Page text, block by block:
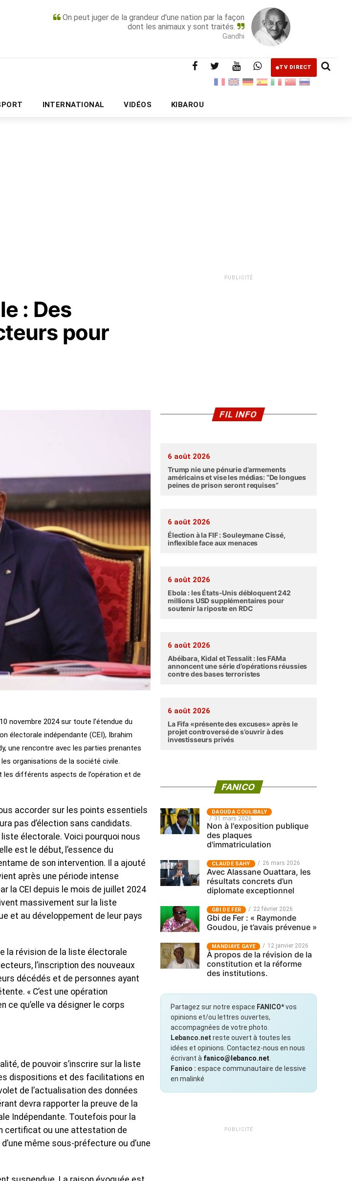
On peut juger de la grandeur d'une nation par la façon
dont les animaux y sont traités.
Gandhi
TV DIRECT
INTERNATIONAL VIDÉOS KIBAROU
PUBLICITÉ
: Des
pour
novembre 2024 sur toute l’étendue du
électorale indépendante (CEI), Ibrahim
une rencontre avec les parties prenantes
organisations de la société civile.
les différents aspects de l’opération et de
accorder sur les points essentiels
pas d’élection sans candidats.
électorale. Voici pourquoi nous
est le début, l’essence du
de son intervention. Il a ajouté
après une période intense
la CEI depuis le mois de juillet 2024
massivement sur la liste
et au développement de leur pays
la révision de la liste électorale
l’inscription des nouveaux
décédés et de personnes ayant
« C’est une opération
qu’elle va désigner le corps
de pouvoir s’inscrire sur la liste
dispositions et des facilitations en
de l’actualisation des données
devra rapporter la preuve de la
Indépendante. Toutefois pour la
certificat ou une attestation de
même sous-préfecture ou d’une
PUBLICITÉ
FIL INFO
6 août 2026
Trump nie une pénurie d’armements
américains et vise les médias: “De longues
peines de prison seront requises”
6 août 2026
Élection à la FIF : Souleymane Cissé,
inflexible face aux menaces
6 août 2026
Ebola : les États-Unis débloquent 242
millions USD supplémentaires pour
soutenir la riposte en RDC
6 août 2026
Abéibara, Kidal et Tessalit : les FAMa
annoncent une série d’opérations réussies
contre des bases terroristes
6 août 2026
La Fifa «présente des excuses» après le
projet controversé de s’ouvrir à des
investisseurs privés
FANICO
‎DAOUDA COULIBALY
31 mars 2026
Non à l'exposition publique
des plaques
d'immatriculation
CLAUDE SAHY 26 mars 2026
Avec Alassane Ouattara, les
résultats concrets d’un
diplomate exceptionnel
GBI DE FER 22 février 2026
Gbi de Fer : « Raymonde
Goudou, je t’avais prévenue »
MANDIAYE GAYE 12 janvier 2026
À propos de la révision de la
constitution et la réforme
des institutions.
Partagez sur notre espace FANICO*vos
opinions et/ou lettres ouvertes,
accompagnées de votre photo.
Lebanco.net reste ouvert à toutes les
idées et opinions. Contactez-nous en nous
écrivant à fanico@lebanco.net
Fanico : espace communautaire de lessive
en malinké
PUBLICITÉ